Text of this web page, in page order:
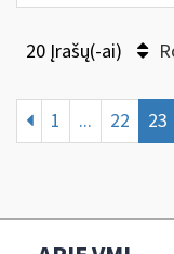
20 Įrašų(-ai)
1 ... 22 23